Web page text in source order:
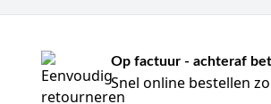
Op factuur - achteraf
Snel online bestellen